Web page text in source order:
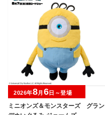
ミニオンズ＆モンスターズ グラン
2026年8月 6 日～登場